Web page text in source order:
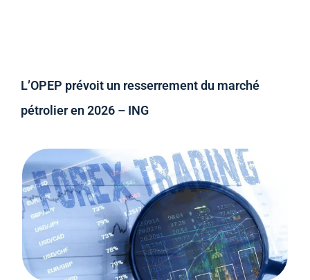
L’OPEP prévoit un resserrement du marché
pétrolier en 2026 – ING